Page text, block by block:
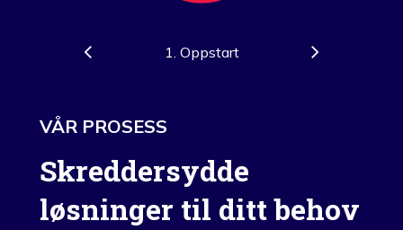
VÅR PROSESS
Skreddersydde
løsninger til ditt behov
1. Oppstart